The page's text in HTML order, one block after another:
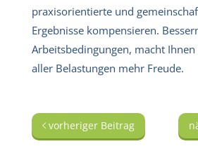
praxisorientierte und
Ergebnisse kompensieren.
Arbeitsbedingungen, macht
aller Belastungen mehr Freude.
vorheriger Beitrag